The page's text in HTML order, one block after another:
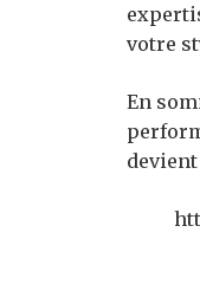
votre
En